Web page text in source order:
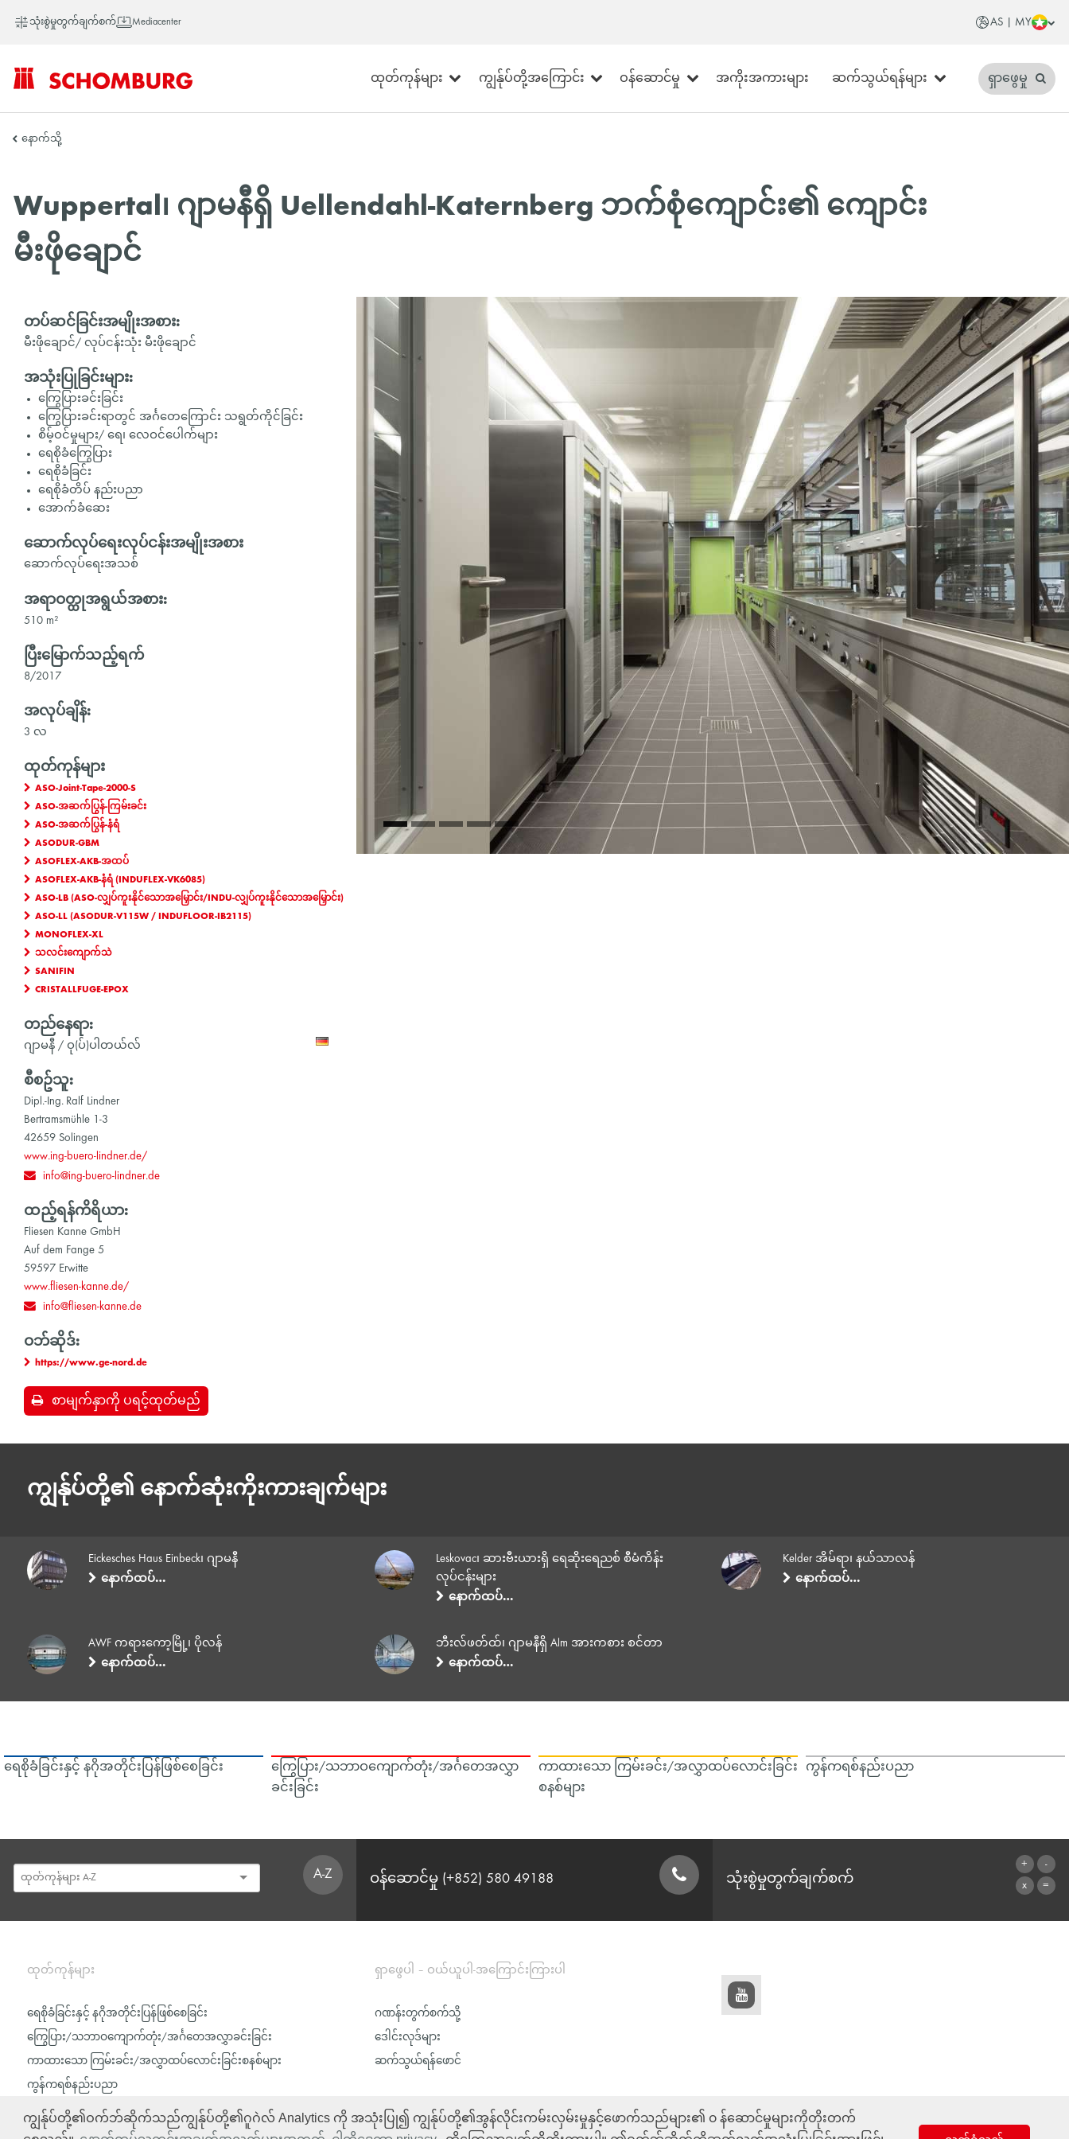
ကျွန်ုပ်တို့၏ဝက်ဘ်ဆိုက်သည်ကျွန်ုပ်တို့၏ဂူဂဲလ် Analytics ကို အသုံးပြု၍ ကျွန်ုပ်တို့၏အွန်လိုင်းကမ်းလှမ်းမှုနှင့်ဖောက်သည်များ၏ ၀ န်ဆောင်မှုများကိုတိုးတက်
သုံးစွဲမှုတွက်ချက်စက် Mediacenter AS | MY
SCHOMBURG
ရှ
တိုက်
ထုတ်ကုန်များ ကျွန်ုပ်တို့အကြောင်း ဝန်ဆောင်မှု အကိုးအကားများ ဆက်သွယ်ရန်များ ရှာဖွေမှု
နောက်သို့
Wuppertal၊ ဂျာမနီရှိ Uellendahl-Katernberg ဘက်စုံကျောင်း၏ ကျောင်း
မီးဖိုချောင်
တပ်ဆင်ခြင်းအမျိုးအစား:
မီးဖိုချောင်/ လုပ်ငန်းသုံး မီးဖိုချောင်
အသုံးပြုခြင်းများ:
ကြွေပြားခင်းခြင်း
ကြွေပြားခင်းရာတွင် အင်္ဂတေကြောင်း သရွတ်ကိုင်ခြင်း
စိမ့်ဝင်မှုများ/ ရေ၊ လေဝင်ပေါက်များ
ရေစိုခံကြွေပြား
ရေစိုခံခြင်း
ရေစိုခံတိပ် နည်းပညာ
အောက်ခံဆေး
ဆောက်လုပ်ရေးလုပ်ငန်းအမျိုးအစား
ဆောက်လုပ်ရေးအသစ်
အရာဝတ္ထုအရွယ်အစား:
510 m²
ပြီးမြောက်သည့်ရက်
8/2017
အလုပ်ချိန်:
3 လ
ထုတ်ကုန်များ
ASO-Joint-Tape-2000-S
ASO-အဆက်ပြွန်-ကြမ်းခင်း
ASO-အဆက်ပြွန်-နံရံ
ASODUR-GBM
ASOFLEX-AKB-အထပ်
ASOFLEX-AKB-နံရံ (INDUFLEX-VK6085)
ASO-LB (ASO-လျှပ်ကူးနိုင်သောအမြှောင်း/INDU-လျှပ်ကူးနိုင်သောအမြှောင်း)
ASO-LL (ASODUR-V115W / INDUFLOOR-IB2115)
MONOFLEX-XL
သလင်းကျောက်သဲ
SANIFIN
CRISTALLFUGE-EPOX
တည်နေရာ:
ဂျာမနီ / ဝု(ပ်)ပါတယ်လ်
စီစဥ်သူ:
Dipl.-Ing. Ralf Lindner
Bertramsmühle 1-3
42659 Solingen
www.ing-buero-lindner.de/
info@ing-buero-lindner.de
ထည့်ရန်ကိရိယာ:
Fliesen Kanne GmbH
Auf dem Fange 5
59597 Erwitte
www.fliesen-kanne.de/
info@fliesen-kanne.de
ဝဘ်ဆိုဒ်:
https://www.ge-nord.de
စာမျက်နှာကို ပရင့်ထုတ်မည်
ကျွန်ုပ်တို့၏ နောက်ဆုံးကိုးကားချက်များ
Eickesches Haus Einbeck၊ ဂျာမနီ
နောက်ထပ်…
Leskovac၊ ဆားဗီးယားရှိ ရေဆိုးရေညစ် စီမံကိန်း
လုပ်ငန်းများ
နောက်ထပ်…
Kelder အိမ်ရာ၊ နယ်သာလန်
နောက်ထပ်…
AWF ကရားကော့မြို့၊ ပိုလန်
နောက်ထပ်…
ဘီးလ်ဖတ်ထ်၊ ဂျာမနီရှိ Alm အားကစား စင်တာ
နောက်ထပ်…
ရေစိုခံခြင်းနှင့် နဂိုအတိုင်းပြန်ဖြစ်စေခြင်း
ကြွေပြား/သဘာဝကျောက်တုံး/အင်္ဂတေအလွှာ
ခင်းခြင်း
ကာထားသော ကြမ်းခင်း/အလွှာထပ်လောင်းခြင်း
စနစ်များ
ကွန်ကရစ်နည်းပညာ
A-Z ဝန်ဆောင်မှု (+852) 580 49188
ဆက်သွယ်ရန်ဖောင်
သုံးစွဲမှုတွက်ချက်စက်
ထုတ်ကုန်များ
ရေစိုခံခြင်းနှင့် နဂိုအတိုင်းပြန်ဖြစ်စေခြင်း
ကြွေပြား/သဘာဝကျောက်တုံး/အင်္ဂတေအလွှာခင်းခြင်း
ကာထားသော ကြမ်းခင်း/အလွှာထပ်လောင်းခြင်းစနစ်များ
ကွန်ကရစ်နည်းပညာ
ရှာဖွေပါ – ဝယ်ယူပါ-အကြောင်းကြားပါ
ဂဏန်းတွက်စက်သို့
ဒေါင်းလုဒ်များ
ဆက်သွယ်ရန်ဖောင်